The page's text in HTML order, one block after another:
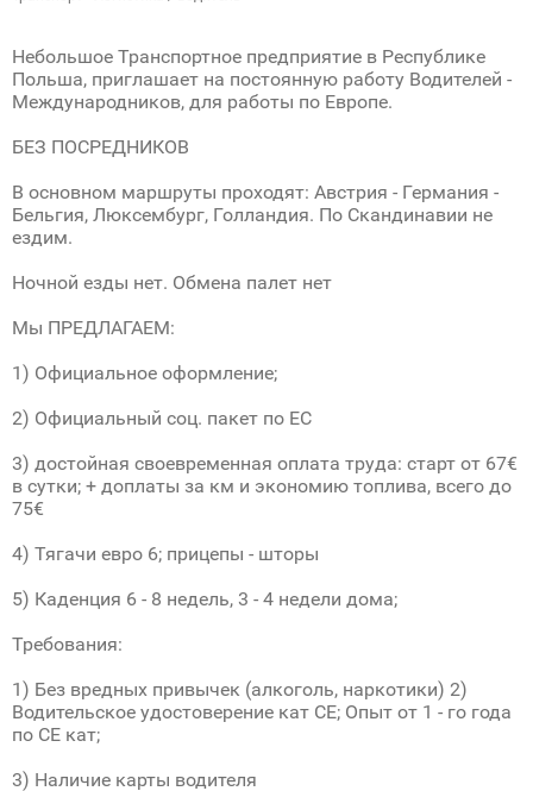
Небольшое Транспортное предприятие в Республике
Польша, приглашает на постоянную работу Водителей -
Международников, для работы по Европе.
БЕЗ ПОСРЕДНИКОВ
В основном маршруты проходят: Австрия - Германия -
Бельгия, Люксембург, Голландия. По Скандинавии не
ездим.
Ночной езды нет. Обмена палет нет
Мы ПРЕДЛАГАЕМ:
1) Официальное оформление;
2) Официальный соц. пакет по ЕС
3) достойная своевременная оплата труда: старт от 67€
в сутки; + доплаты за км и экономию топлива, всего до
75€
4) Тягачи евро 6; прицепы - шторы
5) Каденция 6 - 8 недель, 3 - 4 недели дома;
Требования:
1) Без вредных привычек (алкоголь, наркотики) 2)
Водительское удостоверение кат СЕ; Опыт от 1 - го года
по СЕ кат;
3) Наличие карты водителя